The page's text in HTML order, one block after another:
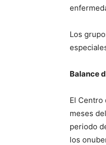
Los
Balance
El Centro
meses
periodo
los